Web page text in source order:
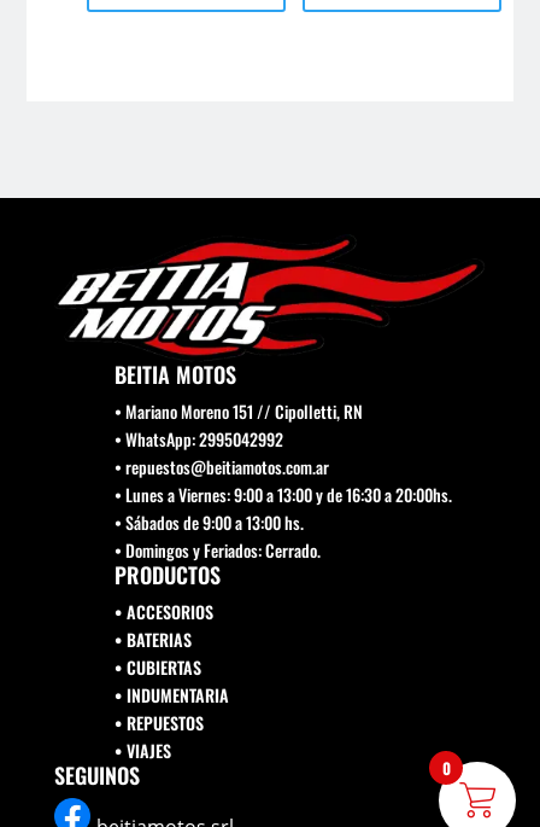
BEITIA MOTOS
• Mariano Moreno 151 // Cipolletti, RN
• WhatsApp: 2995042992
• repuestos@beitiamotos.com.ar
• Lunes a Viernes: 9:00 a 13:00 y de 16:30 a 20:00hs.
• Sábados de 9:00 a 13:00 hs.
• Domingos y Feriados: Cerrado.
PRODUCTOS
• ACCESORIOS
• BATERIAS
• CUBIERTAS
• INDUMENTARIA
• REPUESTOS
•VIAJES
SEGUINOS 0